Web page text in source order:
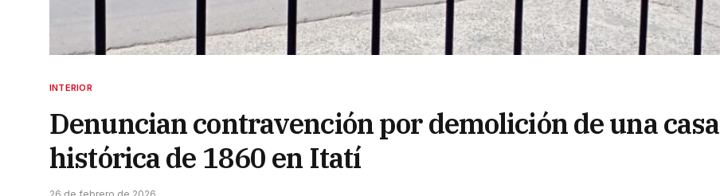
INTERIOR
Denuncian contravención por demolición de una casa
histórica de 1860 en Itatí